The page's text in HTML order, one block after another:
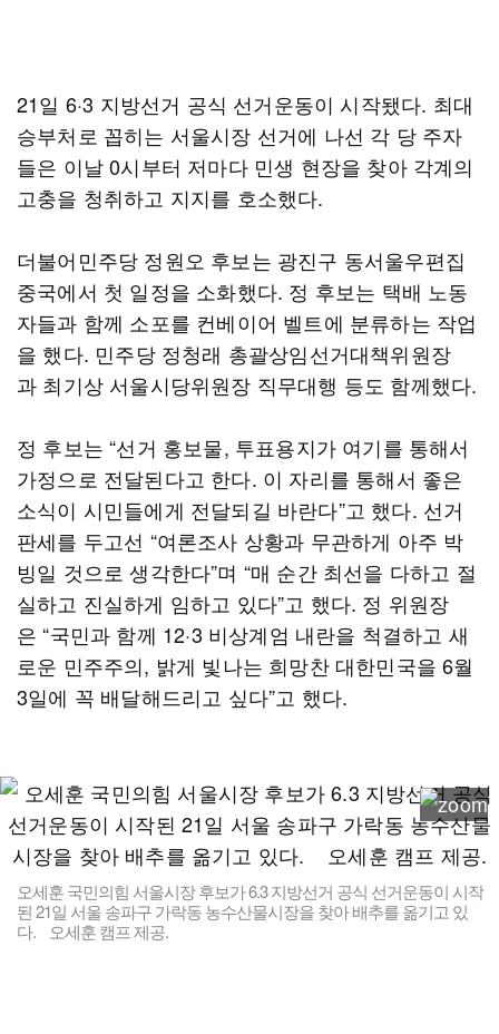
21일 6·3 지방선거 공식 선거운동이 시작됐다. 최대
승부처로 꼽히는 서울시장 선거에 나선 각 당 주자
들은 이날 0시부터 저마다 민생 현장을 찾아 각계의
고충을 청취하고 지지를 호소했다.
더불어민주당 정원오 후보는 광진구 동서울우편집
중국에서 첫 일정을 소화했다. 정 후보는 택배 노동
자들과 함께 소포를 컨베이어 벨트에 분류하는 작업
을 했다. 민주당 정청래 총괄상임선거대책위원장
과 최기상 서울시당위원장 직무대행 등도 함께했다.
정 후보는 “선거 홍보물, 투표용지가 여기를 통해서
가정으로 전달된다고 한다. 이 자리를 통해서 좋은
소식이 시민들에게 전달되길 바란다”고 했다. 선거
판세를 두고선 “여론조사 상황과 무관하게 아주 박
빙일 것으로 생각한다”며 “매 순간 최선을 다하고 절
실하고 진실하게 임하고 있다”고 했다. 정 위원장
은 “국민과 함께 12·3 비상계엄 내란을 척결하고 새
로운 민주주의, 밝게 빛나는 희망찬 대한민국을 6월
3일에 꼭 배달해드리고 싶다”고 했다.
오세훈 국민의힘 서울시장 후보가 6.3 지방선거 공식 선거운동이 시작
된 21일 서울 송파구 가락동 농수산물시장을 찾아 배추를 옮기고 있
다. 오세훈 캠프 제공.